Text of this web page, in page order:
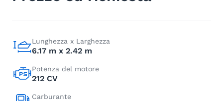
Lunghezza x Larghezza
6.17 m x 2.42 m
Potenza del motore
212 CV
Carburante